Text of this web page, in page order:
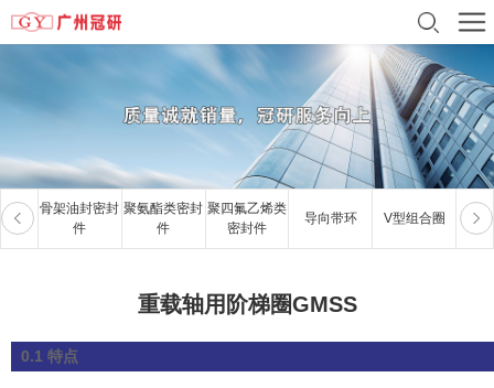
骨架油封密封
件
聚氨酯类密封
件
聚四氟乙烯类
密封件
导向带环 V型组合圈 夹
重载轴用阶梯圈GMSS
0.1 特点